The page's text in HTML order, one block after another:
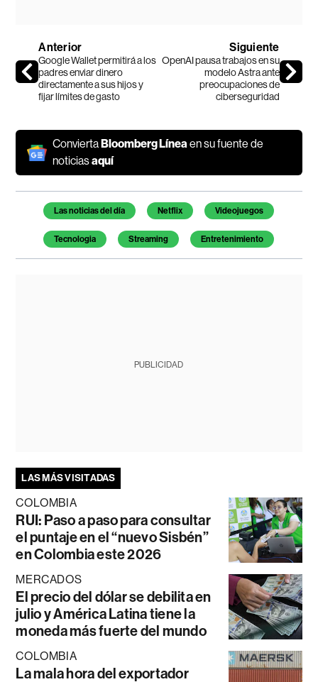
Anterior
Google Wallet permitirá a los
padres enviar dinero
directamente a sus hijos y
fijar límites de gasto
Siguiente
OpenAI pausa trabajos en su
modelo Astra ante
preocupaciones de
ciberseguridad
Convierta Bloomberg Líneaen su fuente de
noticiasaquí
Temas de este artículo
Las noticias del día Netflix Videojuegos
Tecnologia Streaming Entretenimiento
PUBLICIDAD
LAS MÁS VISITADAS
COLOMBIA
RUI: Paso a paso para consultar
el puntaje en el “nuevo Sisbén”
en Colombia este 2026
MERCADOS
El precio del dólar se debilita en
julio y América Latina tiene la
moneda más fuerte del mundo
COLOMBIA
La mala hora del exportador